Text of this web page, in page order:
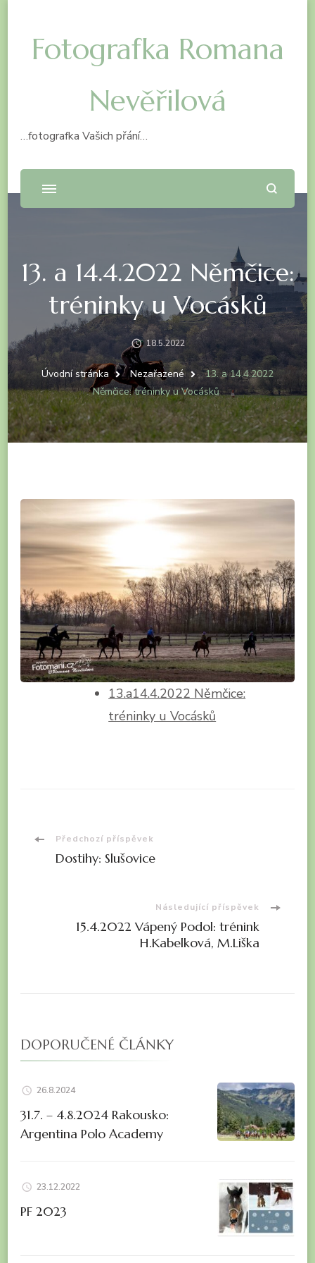
Fotografka Romana
Nevěřilová
…fotografka Vašich přání…
13. a 14.4.2022 Němčice:
tréninky u Vocásků
18.5.2022
Úvodní stránka Nezařazené
13. a 14.4.2022
Němčice: tréninky u Vocásků
13.a14.4.2022 Němčice:
tréninky u Vocásků
Navigace
Předchozí příspěvek
Dostihy: Slušovice
Následující příspěvek
15.4.2022 Vápený Podol: trénink
H.Kabelková, M.Liška
DOPORUČENÉ ČLÁNKY
26.8.2024
31.7. – 4.8.2024 Rakousko:
Argentina Polo Academy
23.12.2022
PF 2023